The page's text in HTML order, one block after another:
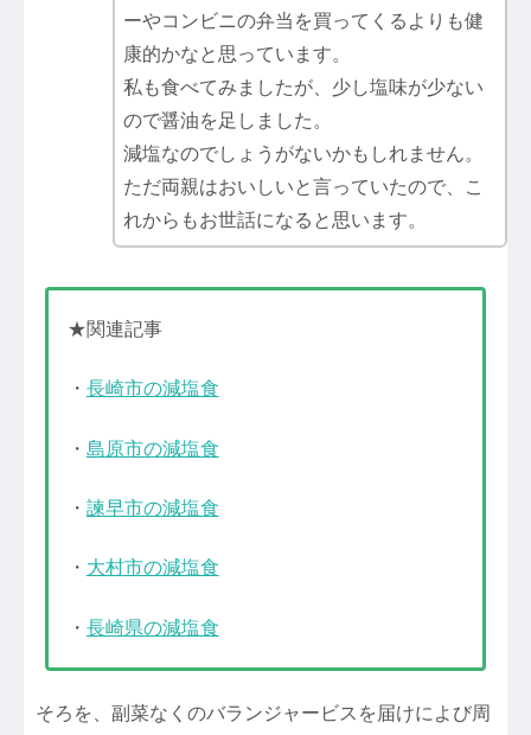
ーやコンビニの弁当を買ってくるよりも健
康的かなと思っています。
私も食べてみましたが、少し塩味が少ない
ので醤油を足しました。
減塩なのでしょうがないかもしれません。
ただ両親はおいしいと言っていたので、こ
れからもお世話になると思います。
★関連記事
・ 長崎市の減塩食
・ 島原市の減塩食
・ 諫早市の減塩食
・ 大村市の減塩食
・ 長崎県の減塩食
そろを、副菜なくのバランジャービスを届けによび周